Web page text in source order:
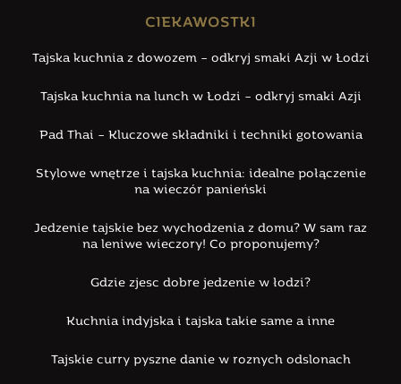
CIEKAWOSTKI
Tajska kuchnia z dowozem – odkryj smaki Azji w Łodzi
Tajska kuchnia na lunch w Łodzi – odkryj smaki Azji
Pad Thai – Kluczowe składniki i techniki gotowania
Stylowe wnętrze i tajska kuchnia: idealne połączenie
na wieczór panieński
Jedzenie tajskie bez wychodzenia z domu? W sam raz
na leniwe wieczory! Co proponujemy?
Gdzie zjesc dobre jedzenie w łodzi?
Kuchnia indyjska i tajska takie same a inne
Tajskie curry pyszne danie w roznych odslonach